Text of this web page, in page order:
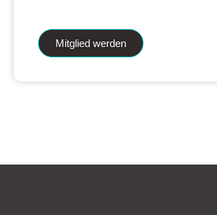
Mitglied werden